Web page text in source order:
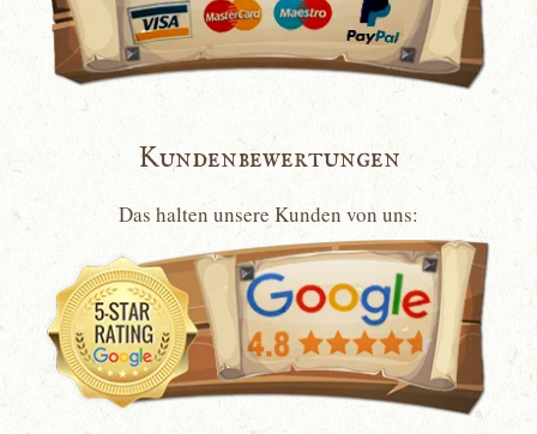
Kundenbewertungen
Das halten unsere Kunden von uns: